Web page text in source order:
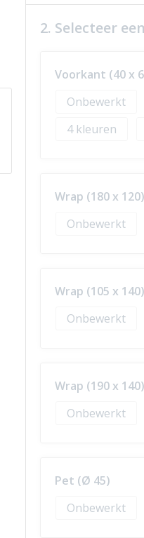
2. Selecteer
Voorkant (40 x
Onbewerkt
4
Wrap (180 x 120)
Onbewerkt
Wrap (105 x 140)
Onbewerkt
Wrap (190 x 140)
Onbewerkt
Pet (Ø 45)
Onbewerkt